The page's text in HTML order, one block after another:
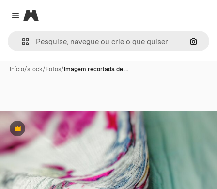
Close menu
Magnific
Início/stock/Fotos/Imagem recortada de …
Premium